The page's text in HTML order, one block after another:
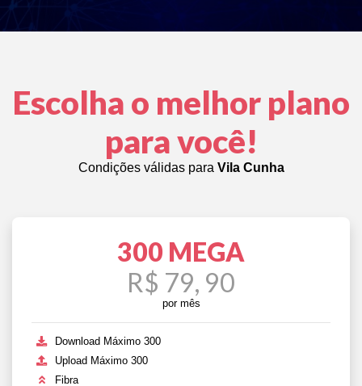
Escolha o melhor plano
para você!
Condições válidas para Vila Cunha
300 MEGA
R$ 79, 90
por mês
Download Máximo 300
Upload Máximo 300
Fibra